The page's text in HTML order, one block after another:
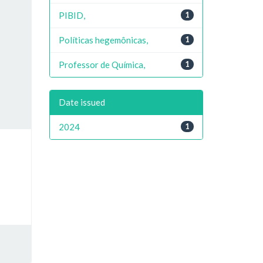
1
PIBID,
1
Políticas hegemônicas,
1
Professor de Química,
Date issued
1
2024